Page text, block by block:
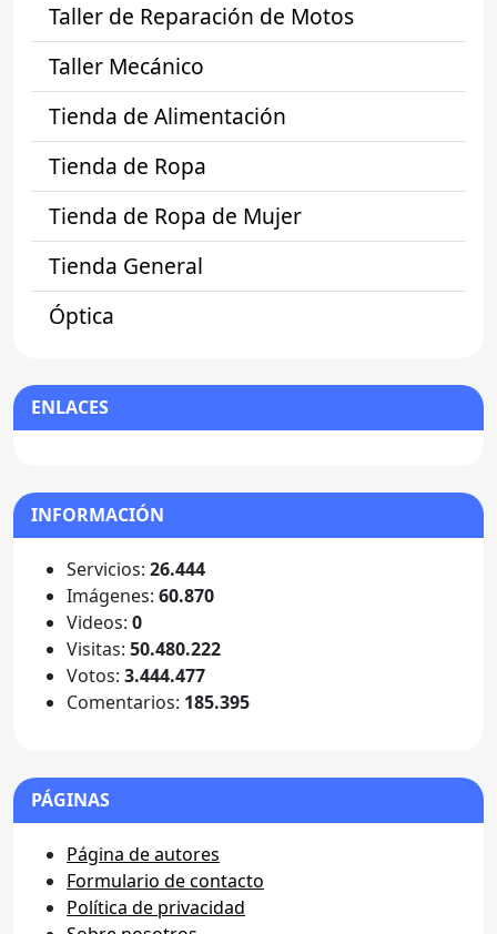
Taller de Reparación de Motos
Taller Mecánico
Tienda de Alimentación
Tienda de Ropa
Tienda de Ropa de Mujer
Tienda General
Óptica
ENLACES
INFORMACIÓN
Servicios: 26.444
Imágenes: 60.870
Videos: 0
Visitas: 50.480.222
Votos: 3.444.477
Comentarios: 185.395
PÁGINAS
Página de autores
Formulario de contacto
Política de privacidad